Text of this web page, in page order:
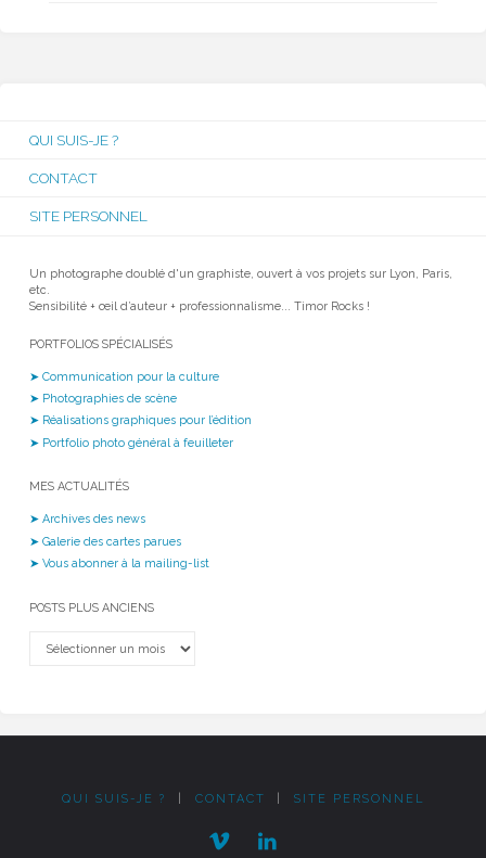
QUI SUIS-JE ?
CONTACT
SITE PERSONNEL
Un photographe doublé d'un graphiste, ouvert à vos projets sur Lyon, Paris,
etc.
Sensibilité + œil d’auteur + professionnalisme... Timor Rocks !
PORTFOLIOS SPÉCIALISÉS
➤ Communication pour la culture
➤ Photographies de scène
➤ Réalisations graphiques pour l’édition
➤ Portfolio photo général à feuilleter
MES ACTUALITÉS
➤ Archives des news
➤ Galerie des cartes parues
➤ Vous abonner à la mailing-list
POSTS PLUS ANCIENS
plus
QUI SUIS-JE ? CONTACT SITE PERSONNEL